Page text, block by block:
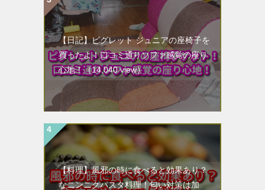
【日記】ピグレット ジュニアの座椅子を
買ったよ！口コミ通りソファ感覚の座り
心地！（14,040 view）
【料理】風邪の時に食べると効果あり？
なニンニクパスタ料理！匂い対策は加